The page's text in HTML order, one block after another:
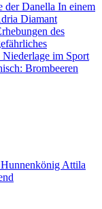
der Danella In einem
Diamant
des
Niederlage im Sport
Brombeeren
Hunnenkönig Attila